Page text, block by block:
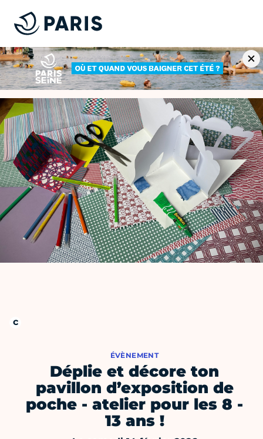
ÉVÈNEMENT
Déplie et décore ton
pavillon d’exposition de
poche - atelier pour les 8 -
13 ans !